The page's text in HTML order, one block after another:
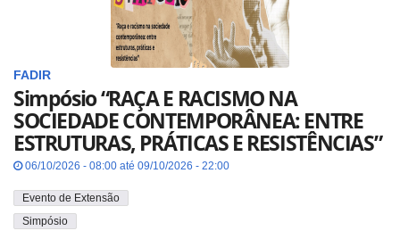
FADIR
Simpósio “RAÇA E RACISMO NA
SOCIEDADE CONTEMPORÂNEA: ENTRE
ESTRUTURAS, PRÁTICAS E RESISTÊNCIAS”
06/10/2026 - 08:00 até 09/10/2026 - 22:00
Evento de Extensão
Simpósio